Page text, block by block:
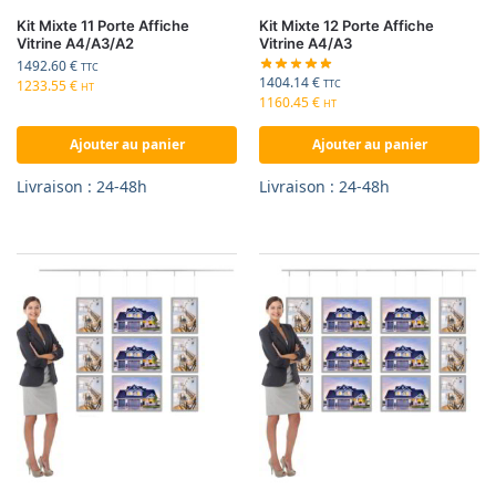
Kit Mixte 11 Porte Affiche
Vitrine A4/A3/A2
1492.60€ TTC
1233.55€ HT
Ajouter au panier
Livraison : 24-48h
Kit Mixte 12 Porte Affiche
Vitrine A4/A3
1404.14€ TTC
1160.45€ HT
Ajouter au panier
Livraison : 24-48h